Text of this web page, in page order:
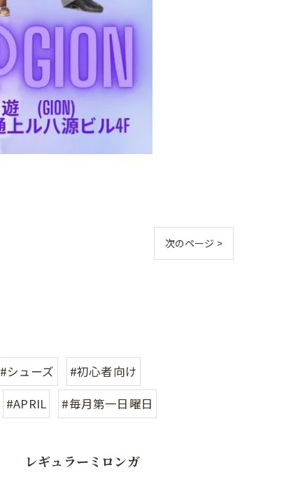
次のページ >
#シューズ
#初心者向け
#APRIL #毎月第一日曜日
レギュラーミロンガ